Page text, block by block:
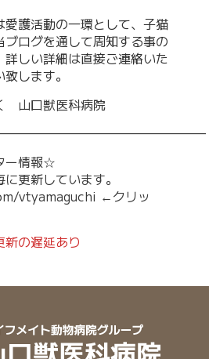
愛護活動の一環として、子猫
ログを通して周知する事の
しい詳細は直接ご連絡いた
します。
山口獣医科病院
ー情報☆
更新しています。
vtyamaguchi ←クリッ
の遅延あり